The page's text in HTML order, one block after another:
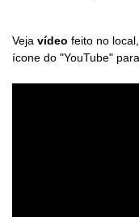
Veja vídeo feito no
ícone do "YouTube"